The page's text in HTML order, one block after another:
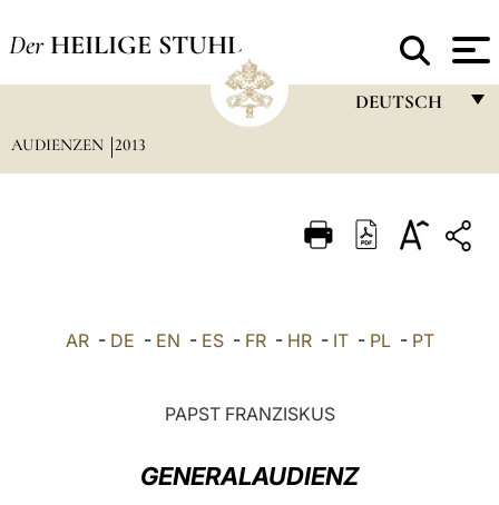
Der HEILIGE STUHL
DEUTSCH
ITALIANO
中文
AUDIENZEN 2013
AR- DE - EN - ES- FR- HR- IT- PL- PT
PAPST FRANZISKUS
GENERALAUDIENZ